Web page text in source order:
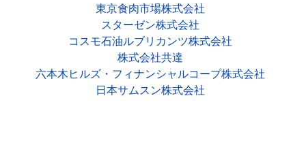
東京食肉市場株式会社
スターゼン株式会社
コスモ石油ルブリカンツ株式会社
株式会社共達
六本木ヒルズ・フィナンシャルコープ株式会社
日本サムスン株式会社